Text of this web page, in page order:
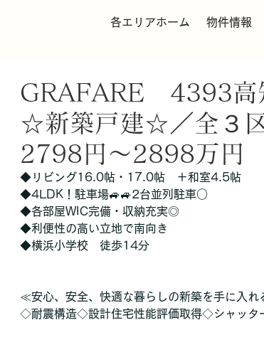
各エリアホーム 物件情報
GRAFARE 4393高
☆新築戸建☆／全３
2798円～2898万円
◆リビング16.0帖・17.0帖　＋和室4.5帖
◆4LDK！駐車場🚙🚙2台並列駐車○
◆各部屋WIC完備・収納充実◎
◆利便性の高い立地で南向き
◆横浜小学校　徒歩14分
≪安心、安全、快適な暮らしの新築を手に入
◇耐震構造◇設計住宅性能評価取得◇シャッタ